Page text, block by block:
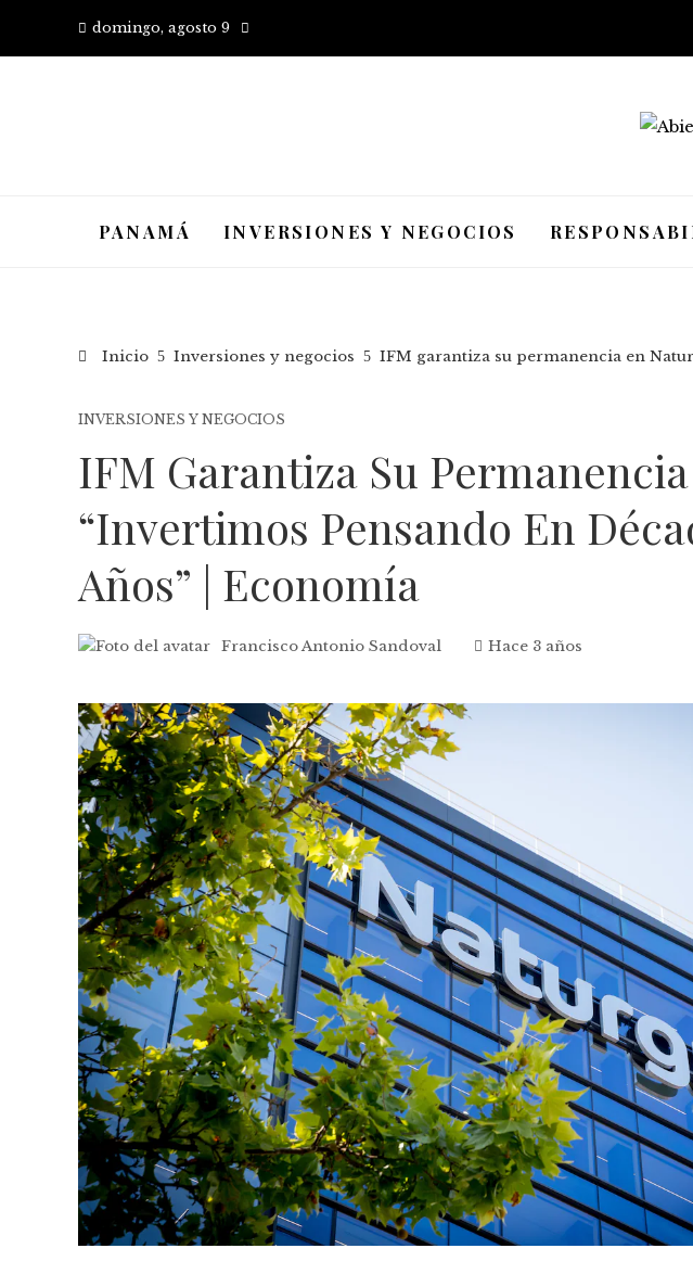
domingo, agosto 9
PANAMÁ INVERSIONES Y NEGOCIOS
Inicio Inversiones y negocios IFM garantiza su permanencia en
INVERSIONES Y NEGOCIOS
IFM Garantiza Su
“Invertimos Pensando En
Años” | Economía
Francisco Antonio Sandoval Hace 3 años